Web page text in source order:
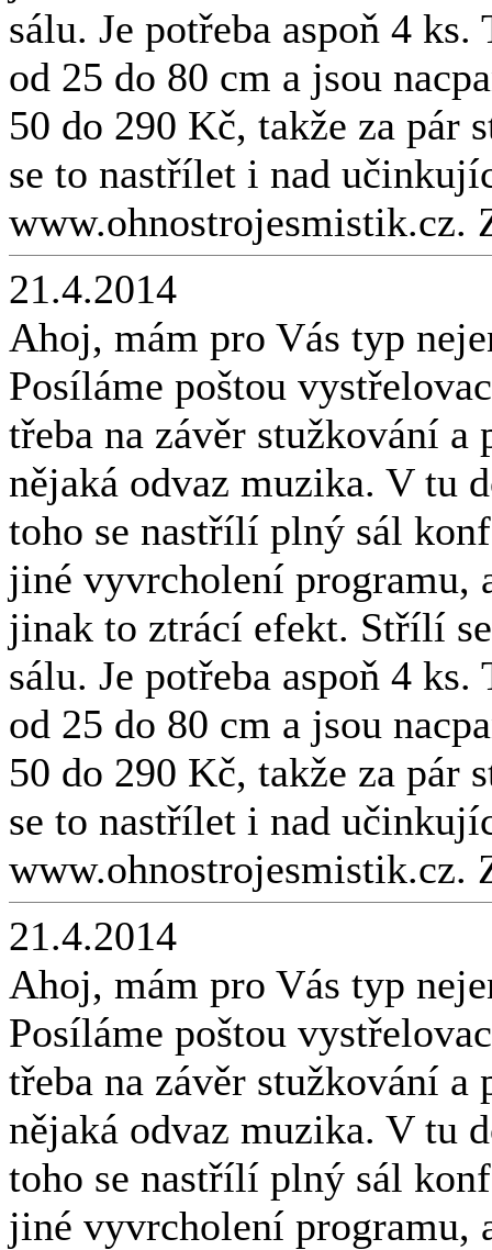
sálu. Je potřeba aspoň 4
od 25 do 80 cm a jsou
50 do 290 Kč, takže za pár
se to nastřílet i nad
www.ohnostrojesmistik.cz.
21.4.2014
Ahoj, mám pro Vás typ
Posíláme poštou
třeba na závěr stužkování
nějaká odvaz muzika. V tu
toho se nastřílí plný sál
jiné vyvrcholení
jinak to ztrácí efekt. Střílí
sálu. Je potřeba aspoň 4
od 25 do 80 cm a jsou
50 do 290 Kč, takže za pár
se to nastřílet i nad
www.ohnostrojesmistik.cz.
21.4.2014
Ahoj, mám pro Vás typ
Posíláme poštou
třeba na závěr stužkování
nějaká odvaz muzika. V tu
toho se nastřílí plný sál
jiné vyvrcholení